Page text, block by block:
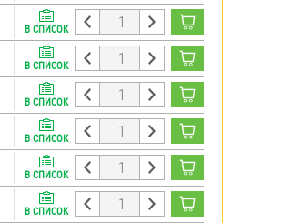
В СПИСОК
В СПИСОК
В СПИСОК
В СПИСОК
В СПИСОК
В СПИСОК